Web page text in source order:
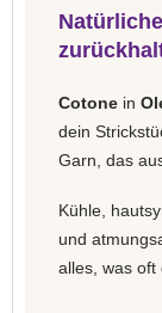
Cotone in
dein
Garn, das
Kühle,
und
alles, was oft